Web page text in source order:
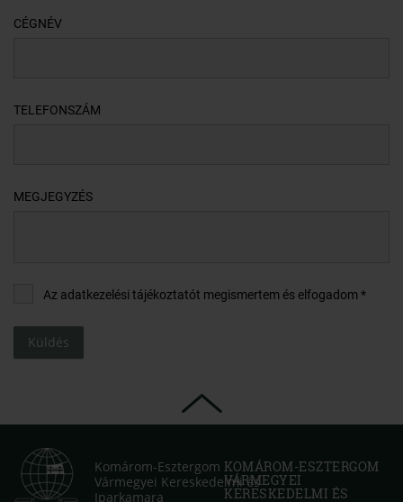
CÉGNÉV
TELEFONSZÁM
MEGJEGYZÉS
Az adatkezelési tájékoztatót megismertem és elfogadom *
Küldés
Komárom-Esztergom
Vármegyei Kereskedelmi és
Iparkamara
KOMÁROM-ESZTERGOM
VÁRMEGYEI
KERESKEDELMI ÉS